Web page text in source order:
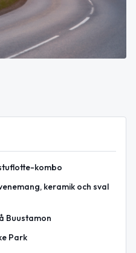
kombo
keramik och sval
Buustamon
Park